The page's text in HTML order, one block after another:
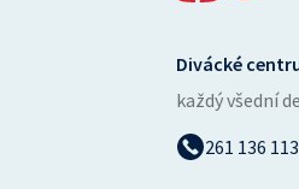
Divácké
každý všední
261 136 113